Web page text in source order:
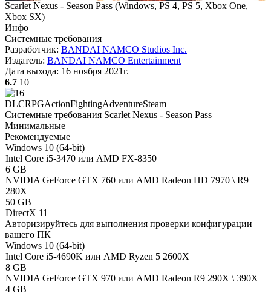
Scarlet Nexus - Season Pass (Windows, PS 4, PS 5, Xbox One,
Xbox SX)
Инфо
Системные требования
Разработчик: BANDAI NAMCO Studios Inc.
Издатель: BANDAI NAMCO Entertainment
Дата выхода: 16 ноября 2021г.
6.7 10
DLCRPGActionFightingAdventureSteam
Системные требования Scarlet Nexus - Season Pass
Минимальные
Рекомендуемые
Windows 10 (64-bit)
Intel Core i5-3470 или AMD FX-8350
6 GB
NVIDIA GeForce GTX 760 или AMD Radeon HD 7970 \ R9
280X
50 GB
DirectX 11
Авторизируйтесь для выполнения проверки конфигурации
вашего ПК
Windows 10 (64-bit)
Intel Core i5-4690K или AMD Ryzen 5 2600X
8 GB
NVIDIA GeForce GTX 970 или AMD Radeon R9 290X \ 390X
4 GB